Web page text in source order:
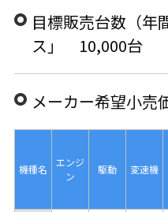
目標販売台数（
ス」 10,000台
メーカー希望小売
機種名
エンジ
ン
駆動 変速機